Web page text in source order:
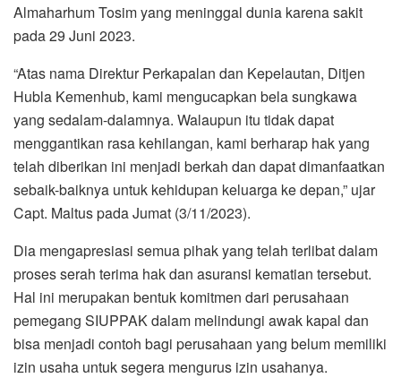
Almaharhum Tosim yang meninggal dunia karena sakit
pada 29 Juni 2023.
“Atas nama Direktur Perkapalan dan Kepelautan, Ditjen
Hubla Kemenhub, kami mengucapkan bela sungkawa
yang sedalam-dalamnya. Walaupun itu tidak dapat
menggantikan rasa kehilangan, kami berharap hak yang
telah diberikan ini menjadi berkah dan dapat dimanfaatkan
sebaik-baiknya untuk kehidupan keluarga ke depan,” ujar
Capt. Maltus pada Jumat (3/11/2023).
Dia mengapresiasi semua pihak yang telah terlibat dalam
proses serah terima hak dan asuransi kematian tersebut.
Hal ini merupakan bentuk komitmen dari perusahaan
pemegang SIUPPAK dalam melindungi awak kapal dan
bisa menjadi contoh bagi perusahaan yang belum memiliki
izin usaha untuk segera mengurus izin usahanya.